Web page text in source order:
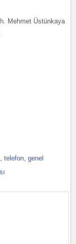
Mehmet Üstünkaya
, telefon, genel